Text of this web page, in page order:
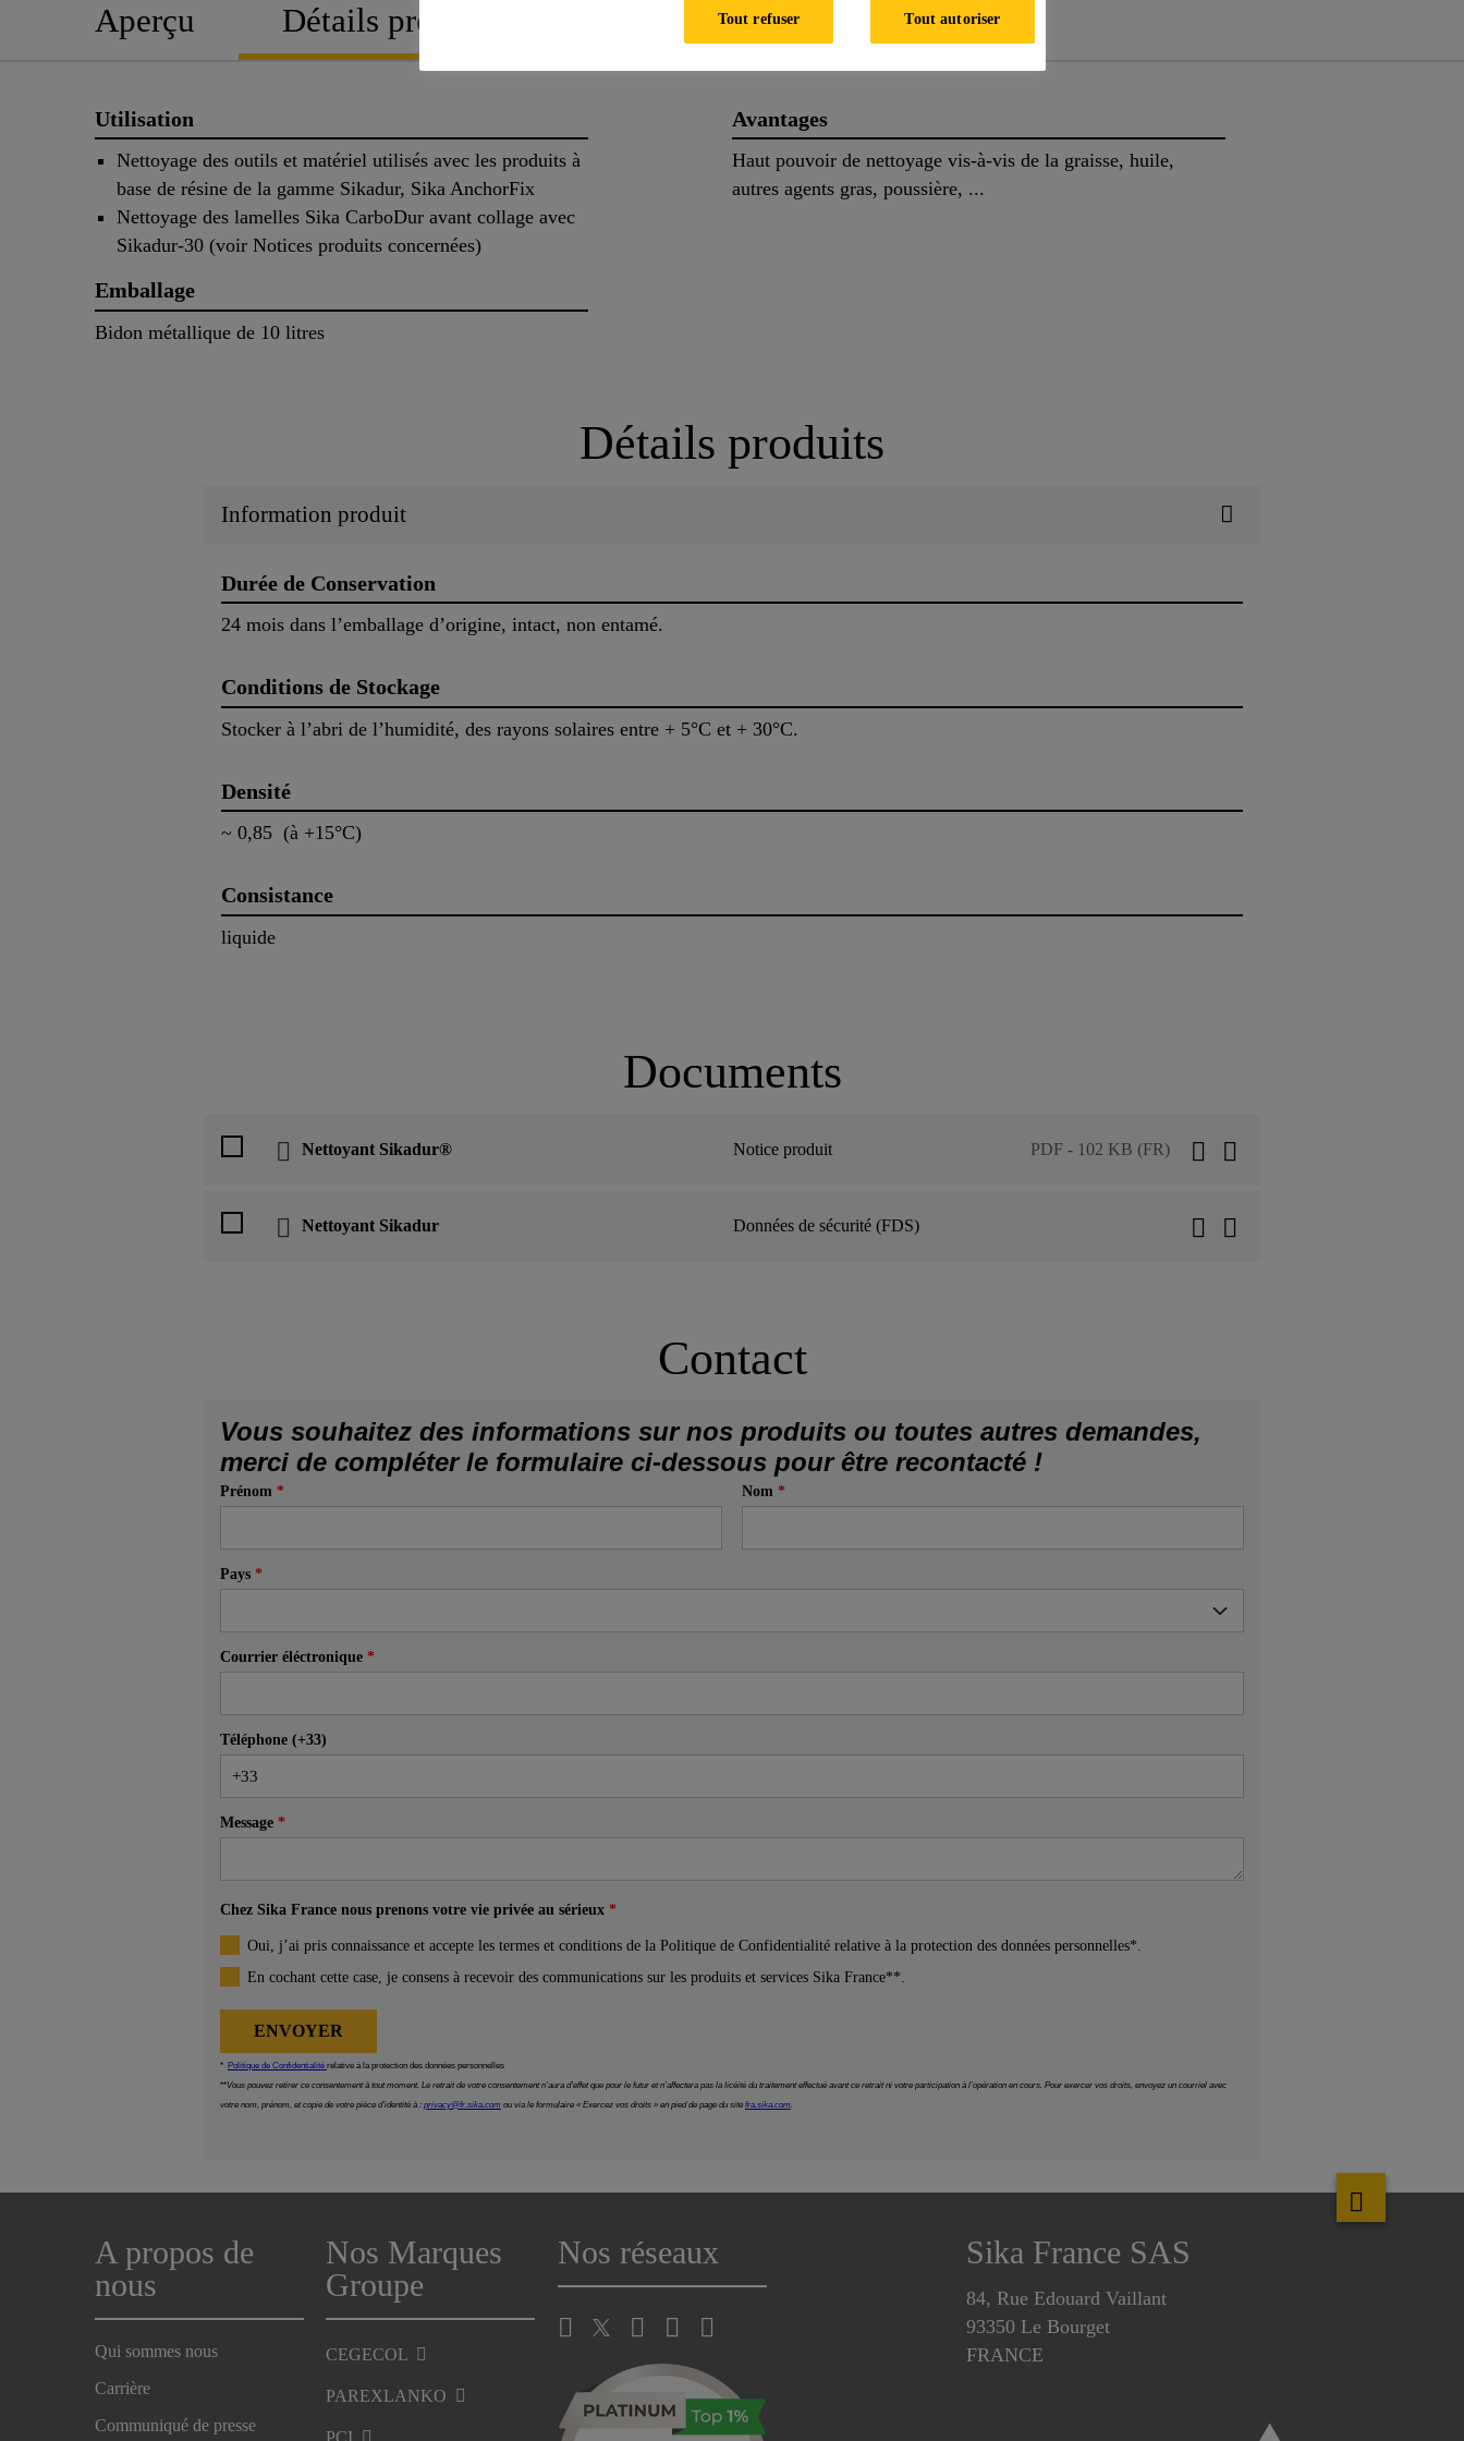
Aperçu Détails produits Documents Contact
Utilisation
Nettoyage des outils et matériel utilisés avec les produits à
base de résine de la gamme Sikadur, Sika AnchorFix
Nettoyage des lamelles Sika CarboDur avant collage avec
Sikadur-30 (voir Notices produits concernées)
Avantages
Haut pouvoir de nettoyage vis-à-vis de la graisse, huile,
autres agents gras, poussière, ...
Emballage
Bidon métallique de 10 litres
Détails produits
Information produit
Durée de Conservation
24 mois dans l’emballage d’origine, intact, non entamé.
Conditions de Stockage
Stocker à l’abri de l’humidité, des rayons solaires entre + 5°C et + 30°C.
Densité
~ 0,85 (à +15°C)
Consistance
liquide
Documents
Nettoyant Sikadur® Notice produit PDF - 102 KB (FR)
Nettoyant Sikadur Données de sécurité (FDS)
Contact
A propos de
nous
Qui sommes nous
Carrière
Communiqué de presse
Nos Marques
Groupe
CEGECOL
PAREXLANKO
PCI
Nos réseaux Sika France SAS
84, Rue Edouard Vaillant
93350 Le Bourget
FRANCE
Tout refuser Tout autoriser